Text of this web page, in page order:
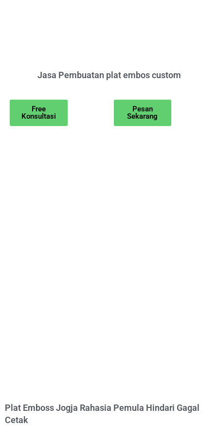
Jasa Pembuatan plat embos custom
Free
Konsultasi
Pesan
Sekarang
Plat Emboss Jogja Rahasia Pemula Hindari Gagal
Cetak